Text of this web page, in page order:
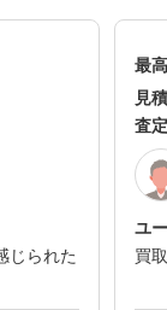
じられた
最
見
査
ユ
買